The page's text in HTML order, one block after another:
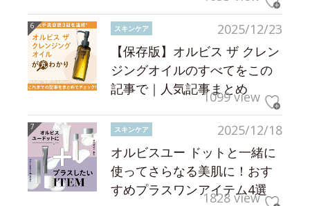
2025/12/23
スキンケア
【保存版】オルビス ザ クレン
ジングオイルのすべてをこの
記事で｜人気記事まとめ
1099 view
2025/12/18
スキンケア
オルビスユー ドットと一緒に
使ってさらなる美肌に！おす
すめプラスワンアイテム4選
1828 view